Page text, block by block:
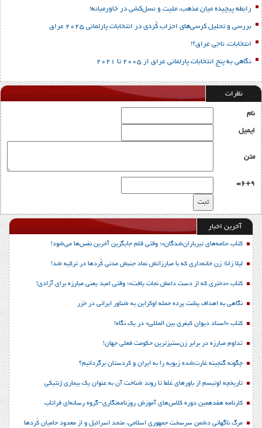
رابطه پیچیده میان مذهب، ملیت و نسل‌کشی در خاورمیانه!
بررسی و تحلیل کرسی‌های احزاب کُردی در انتخابات پارلمانی 2025 عراق
انتخابات، ناجی عراق؟!
نگاهی به پنج انتخابات پارلمانی عراق از 2005 تا 2021
نظرات
نام
ایمیل
متن
6+9=
آخرین اخبار
کتاب «نامه‌های تیرباران‌شدگان»؛ وقتی قلم جایگزین آخرین نفس‌ها می‌شود!
لیلا زانا؛ زن خانه‌داری که با مبارزاتش نماد جنبش مدنی کُردها در ترکیه شد!
کتاب «دختری که از دست داعش نجات یافت»؛ وقتی امید یعنی مبارزه برای آزادی!
نگاهی به اهداف پشت پرده حمله اوکراین به شناور ایرانی در خزر
کتاب «اسناد دیوان کیفری بین المللی» در یک نگاه!
تداوم مبارزه در برابر زن‌ستیزترین حکومت فعلی جهان!
چگونه گنجینه غارت‌شده زیویه را به ایران و کردستان برگردانیم؟
تاریخچه اوتیسم از باورهای غلط تا روند شناخت آن به عنوان یک بیماری ژنتیکی
کارنامه هفدهمین دوره کلاس‌های آموزش روزنامه‌نگاری–گروه رسانه‌ای فراتاب
مرگ ناگهانی دشمن سرسخت جمهوری اسلامی، متحد اسرائیل و از معدود حامیان کُردها